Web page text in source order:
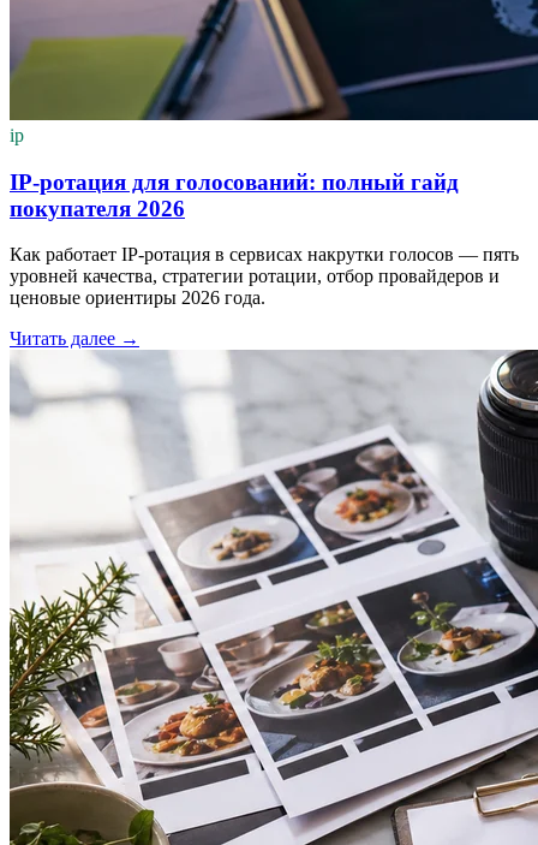
ip
IP-ротация для голосований: полный гайд
покупателя 2026
Как работает IP-ротация в сервисах накрутки голосов — пять
уровней качества, стратегии ротации, отбор провайдеров и
ценовые ориентиры 2026 года.
Читать далее →